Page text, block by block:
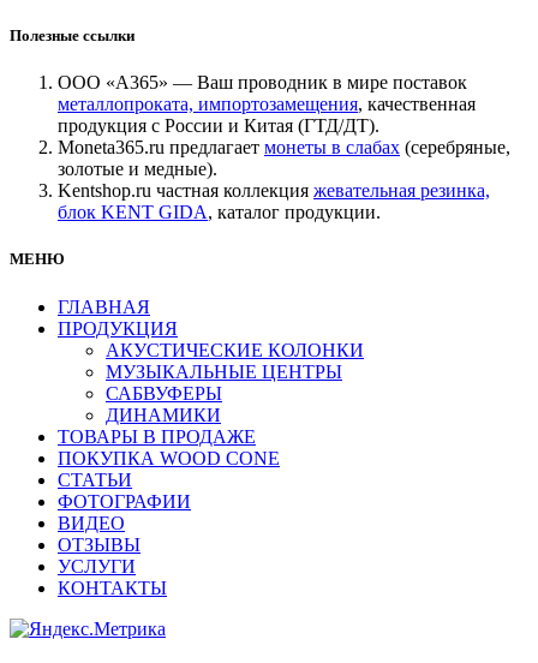
Полезные ссылки
ООО «А365» — Ваш проводник в мире поставок
металлопроката, импортозамещения, качественная
продукция с России и Китая (ГТД/ДТ).
Moneta365.ru предлагает монеты в слабах (серебряные,
золотые и медные).
Kentshop.ru частная коллекция жевательная резинка,
блок KENT GIDA, каталог продукции.
МЕНЮ
ГЛАВНАЯ
ПРОДУКЦИЯ
АКУСТИЧЕСКИЕ КОЛОНКИ
МУЗЫКАЛЬНЫЕ ЦЕНТРЫ
САБВУФЕРЫ
ДИНАМИКИ
ТОВАРЫ В ПРОДАЖЕ
ПОКУПКА WOOD CONE
СТАТЬИ
ФОТОГРАФИИ
ВИДЕО
ОТЗЫВЫ
УСЛУГИ
КОНТАКТЫ